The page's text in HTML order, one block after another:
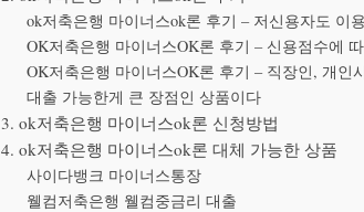
ok저축은행 마이너스ok론 후기 – 저신용자도 이
OK저축은행 마이너스OK론 후기 – 신용점수에
OK저축은행 마이너스OK론 후기 – 직장인, 개인
대출 가능한게 큰 장점인 상품이다
3. ok저축은행 마이너스ok론 신청방법
4. ok저축은행 마이너스ok론 대체 가능한 상품
사이다뱅크 마이너스통장
웰컴저축은행 웰컴중금리 대출